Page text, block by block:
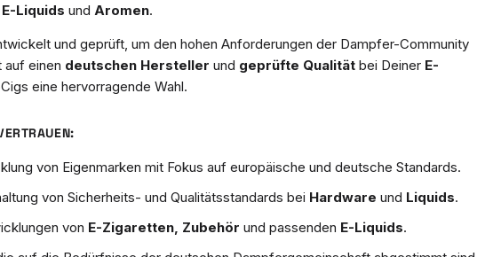
E-Liquids und Aromen.
und geprüft, um den hohen Anforderungen der Dampfer-Community
auf einen deutschen Hersteller und geprüfte Qualität bei Deiner E-
eine hervorragende Wahl.
von Eigenmarken mit Fokus auf europäische und deutsche Standards.
von Sicherheits- und Qualitätsstandards bei Hardware und Liquids.
von E-Zigaretten, Zubehör und passenden E-Liquids.